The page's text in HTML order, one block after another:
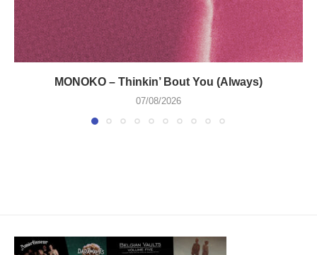
MONOKO – Thinkin’ Bout You (Always)
07/08/2026